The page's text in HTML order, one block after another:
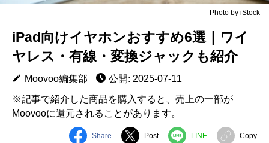
Photo by iStock
iPad向けイヤホンおすすめ6選｜ワイ
ヤレス・有線・変換ジャックも紹介
Moovoo編集部
公開: 2025-07-11
※記事で紹介した商品を購入すると、売上の一部が
Moovooに還元されることがあります。
Share Post LINE Copy